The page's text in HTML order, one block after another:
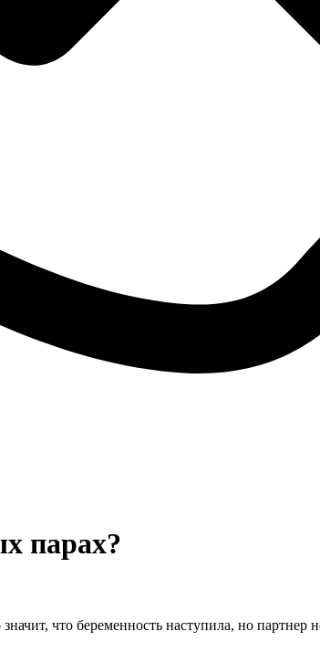
парах?
что беременность наступила, но партнер